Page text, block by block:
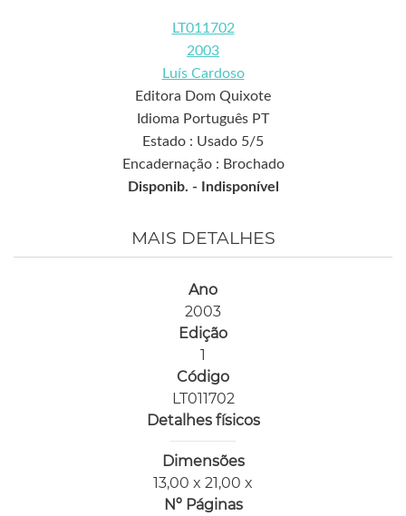
LT011702
2003
Luís Cardoso
Editora Dom Quixote
Idioma Português PT
Estado : Usado 5/5
Encadernação : Brochado
Disponib. -
Indisponível
MAIS DETALHES
Ano
2003
Edição
1
Código
LT011702
Detalhes físicos
Dimensões
13,00 x 21,00 x
Nº Páginas